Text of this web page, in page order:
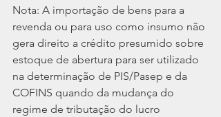
Nota: A importação de bens para a
revenda ou para uso como insumo não
gera direito a crédito presumido sobre
estoque de abertura para ser utilizado
na determinação de PIS/Pasep e da
COFINS quando da mudança do
regime de tributação do lucro